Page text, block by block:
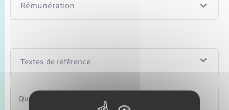
Rémunération
Textes de référence
Questions ? Réponses !